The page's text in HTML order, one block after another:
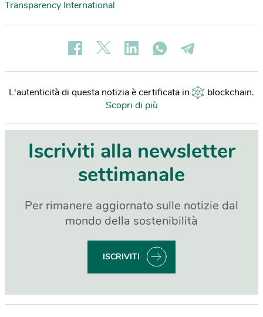
Transparency International
L'autenticità di questa notizia è certificata in blockchain.
Scopri di più
Iscriviti alla newsletter
settimanale
Per rimanere aggiornato sulle notizie dal
mondo della sostenibilità
ISCRIVITI